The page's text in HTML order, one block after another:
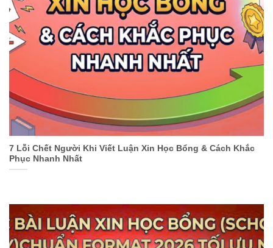
7 Lỗi Chết Người Khi Viết Luận Xin Học Bổng & Cách Khắc
Phục Nhanh Nhất